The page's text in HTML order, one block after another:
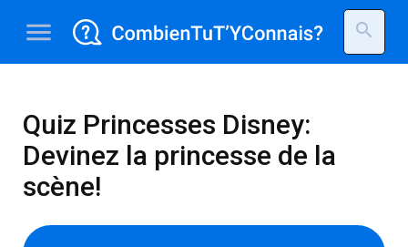
menu search
Quiz Princesses Disney:
Devinez la princesse de la
scène!